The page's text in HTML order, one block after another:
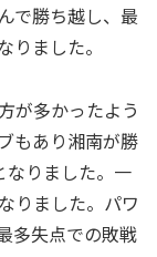
で勝ち越し、最
ました。
が多かったよう
もあり湘南が勝
なりました。一
りました。パワ
多失点での敗戦